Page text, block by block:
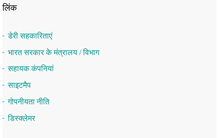
लिंक
डेरी सहकारिताएं
भारत सरकार के मंत्रालय / विभाग
सहायक कंपनियां
साइटमैप
गोपनीयता नीति
डिस्क्लेमर